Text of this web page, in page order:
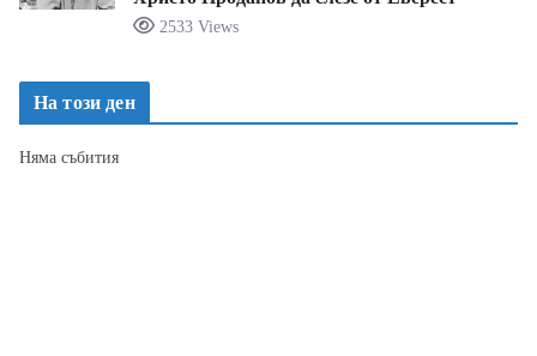
2533 Views
На този ден
Няма събития